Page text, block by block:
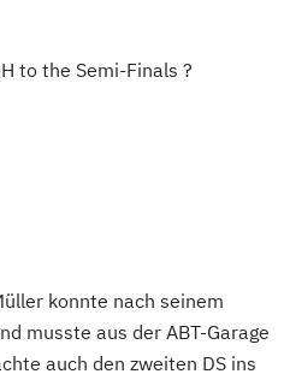
to the Semi-Finals ?
konnte nach seinem
musste aus der ABT-Garage
auch den zweiten DS ins